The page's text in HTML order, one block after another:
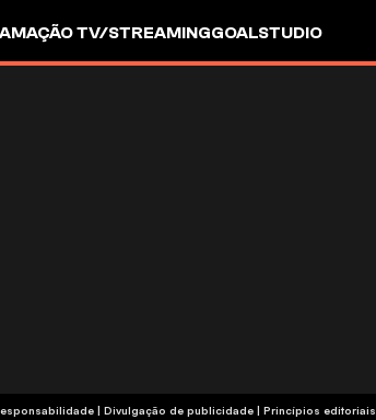
TV/STREAMINGGOALSTUDIO
com responsabilidade | Divulgação de publicidade | Princípios editoriais